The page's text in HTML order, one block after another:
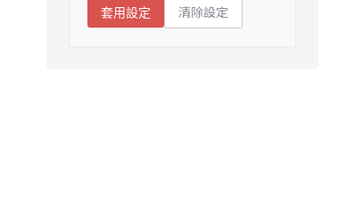
套用設定 清除設定